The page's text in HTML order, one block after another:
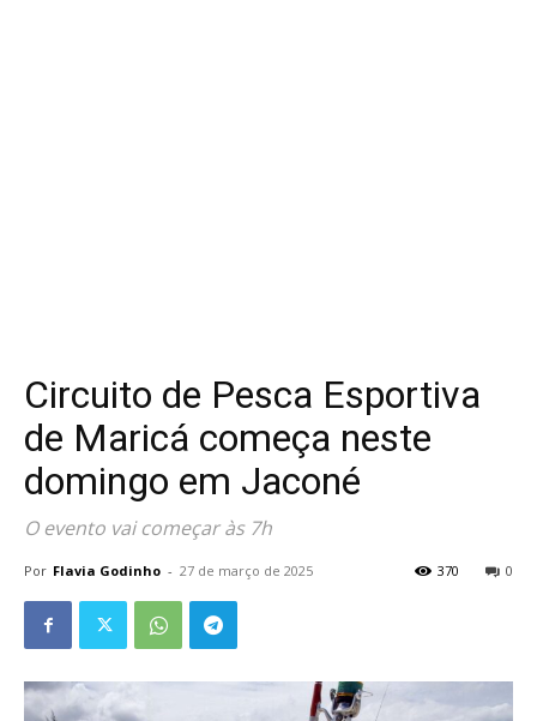
Circuito de Pesca Esportiva
de Maricá começa neste
domingo em Jaconé
O evento vai começar às 7h
Por Flavia Godinho - 27 de março de 2025 0
370